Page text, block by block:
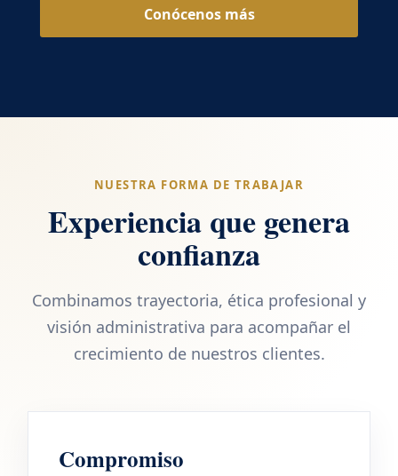
Conócenos más
NUESTRA FORMA DE TRABAJAR
Experiencia que genera
confianza
Combinamos trayectoria, ética profesional y
visión administrativa para acompañar el
crecimiento de nuestros clientes.
Compromiso